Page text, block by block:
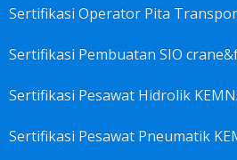
Sertifikasi Pembuatan SIO
Sertifikasi Pesawat Hidrolik
Sertifikasi Pesawat Pneumatik